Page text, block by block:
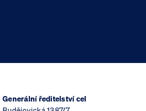
Generální ředitelství cel